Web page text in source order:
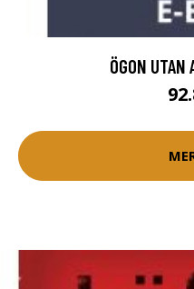
ÖGON